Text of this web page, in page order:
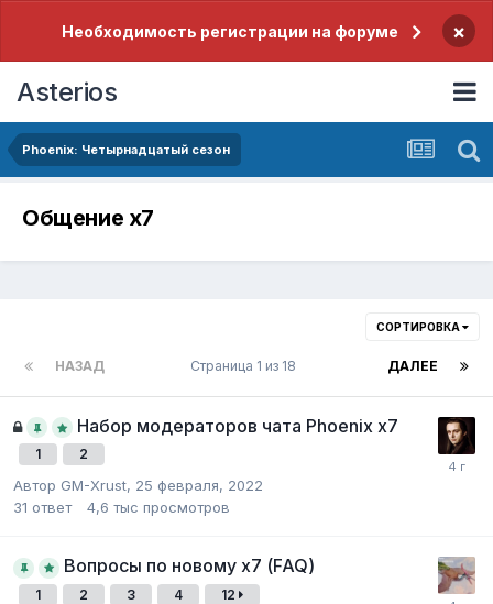
Необходимость регистрации на форуме ×
Asterios
Phoenix: Четырнадцатый сезон
Общение x7
СОРТИРОВКА
НАЗАД ДАЛЕЕ
Страница 1 из 18
Набор модераторов чата Phoenix x7
1 2
Автор GM-Xrust, 25 февраля, 2022
31 ответ 4,6 тыс просмотров
Вопросы по новому х7 (FAQ)
1 2 3 4 12